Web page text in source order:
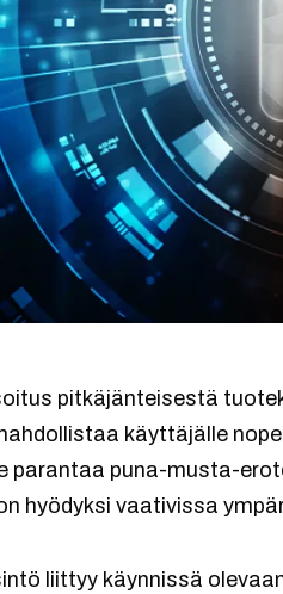
pitkäjänteisestä
käyttäjälle
parantaa puna-musta-
hyödyksi vaativissa
liittyy käynnissä